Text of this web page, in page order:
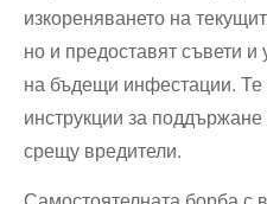
изкореняването на
но и предоставят съвети и
на бъдещи инфестации.
инструкции за
срещу вредители.